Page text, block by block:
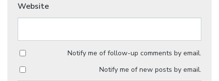
Website
Notify me of follow-up comments by email.
Notify me of new posts by email.